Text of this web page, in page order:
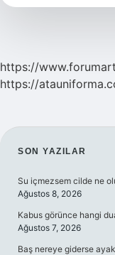
https://
https://
SON YAZILAR
Su içmezsem cilde ne
Ağustos 8, 2026
Kabus görünce hangi
Ağustos 7, 2026
Baş nereye giderse